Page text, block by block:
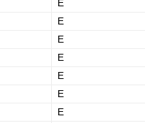
E
E
E
E
E
E
E